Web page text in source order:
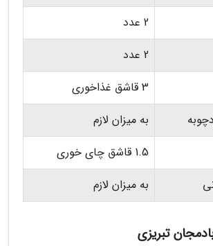
2 عدد
2 عدد
3 قاشق غذاخوری
به میزان لازم
1.5 قاشق چای خوری
به میزان لازم
تبریزی